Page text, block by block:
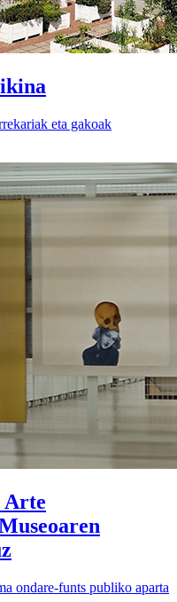
eta gakoak
Arte
ondare-funts publiko aparta